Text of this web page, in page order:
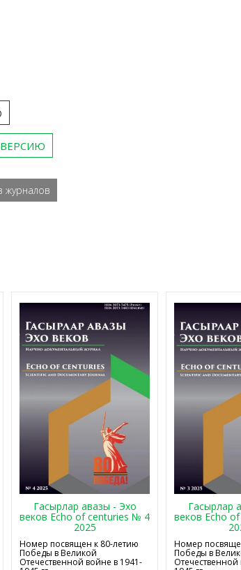
журналов
Гасырлар авазы - Эхо
веков Echo of centuries № 4
2025
Номер посвящен к 80-летию
Победы в Великой
Отечественной войне в 1941-
Гасырлар
веков Echo
Номер
Победы в